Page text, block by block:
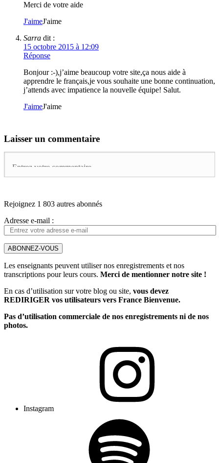
Merci de votre aide
J'aimeJ'aime
Sarra dit :
15 octobre 2015 à 12:09
Réponse
Bonjour :-),j’aime beaucoup votre site,ça nous aide à
apprendre le français,je vous souhaite une bonne continuation,
j’attends avec impatience la nouvelle équipe! Salut.
J'aimeJ'aime
Laisser un commentaire
Rejoignez 1 803 autres abonnés
Adresse e-mail :
ABONNEZ-VOUS
Les enseignants peuvent utiliser nos enregistrements et nos
transcriptions pour leurs cours. Merci de mentionner notre site !
En cas d’utilisation sur votre blog ou site, vous devez
REDIRIGER vos utilisateurs vers France Bienvenue.
Pas d’utilisation commerciale de nos enregistrements ni de nos
photos.
Instagram